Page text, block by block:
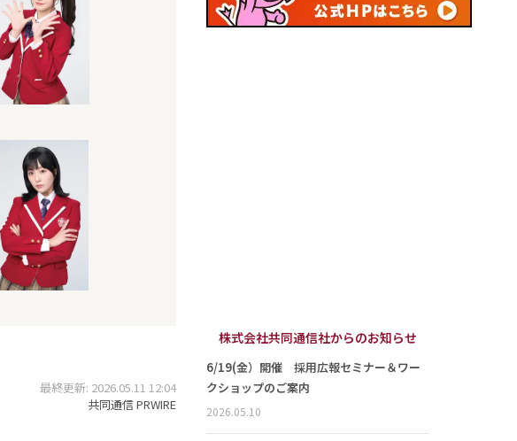
最終更新: 2026.05.11 12:04
共同通信 PRWIRE
株式会社共同通信社からのお知らせ
6/19(金）開催 採用広報セミナー＆ワー
クショップのご案内
2026.05.10